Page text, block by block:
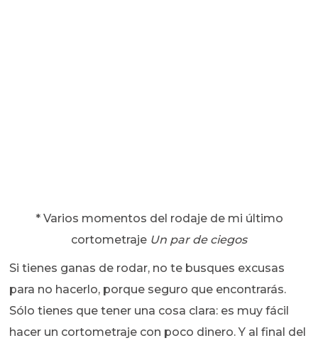
* Varios momentos del rodaje de mi último
cortometraje Un par de ciegos
Si tienes ganas de rodar, no te busques excusas
para no hacerlo, porque seguro que encontrarás.
Sólo tienes que tener una cosa clara: es muy fácil
hacer un cortometraje con poco dinero. Y al final del